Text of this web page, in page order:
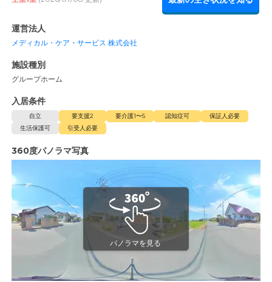
運営法人
メディカル・ケア・サービス 株式会社
施設種別
グループホーム
入居条件
自立 要支援2 要介護1〜5 認知症可
保証人必要
生活保護可
引受人必要
360度パノラマ写真